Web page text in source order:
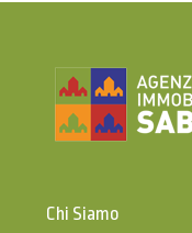
Chi Siamo